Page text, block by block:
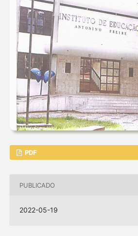
PDF
PUBLICADO
2022-05-19